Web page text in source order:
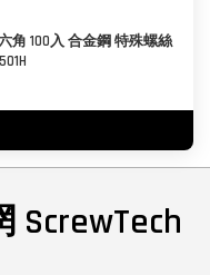
角 100入 合金鋼 特殊螺絲
ScrewTech